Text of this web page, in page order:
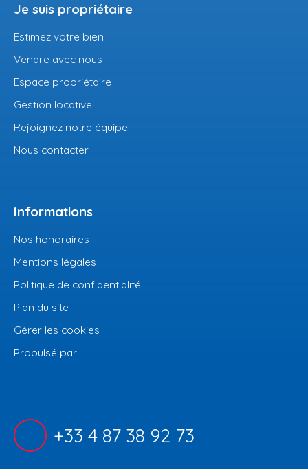
Je suis propriétaire
Estimez votre bien
Vendre avec nous
Espace propriétaire
Gestion locative
Rejoignez notre équipe
Nous contacter
Informations
Nos honoraires
Mentions légales
Politique de confidentialité
Plan du site
Gérer les cookies
Propulsé par
+33 4 87 38 92 73